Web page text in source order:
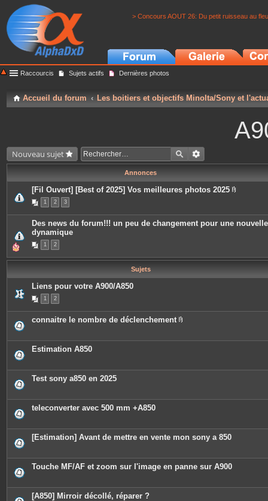
> Concours AOUT 26: Du petit ruisseau au
Raccourcis Sujets actifs Dernières photos
Accueil du forum Les boitiers et objectifs Minolta/Sony et
Nouveau sujet
Annonces
[Fil Ouvert] [Best of 2025] Vos meilleures photos 2025
c
e
n
1 2 3
Des news du forum!!! un peu de changement pour une nouvelle
dynamique
1 2
Sujets
Liens pour votre A900/A850
1 2
connaitre le nombre de déclenchement
è
j
t
Estimation A850
Test sony a850 en 2025
teleconverter avec 500 mm +A850
[Estimation] Avant de mettre en vente mon sony a 850
Touche MF/AF et zoom sur l'image en panne sur A900
[A850] Mirroir décollé, réparer ?